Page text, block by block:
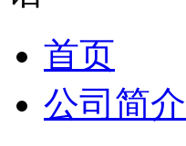
首页
公司简介